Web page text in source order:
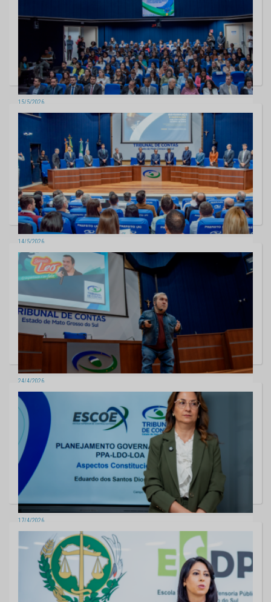
15/5/2026
1° Encontro Técnico do TCE fortalece rede de cuidado com a Primeira
11 fotos
14/5/2026
Nova plataforma apresentada no TCE-MS vai modernizar gestão de
medicamentos judicializados
5 fotos
24/4/2026
Palestra de Gigante Léo marca comemoração do dia do auditor no
TCE-MS
11 fotos
17/4/2026
TCE-MS promove capacitação sobre planejamento orçamentário para
defensores públicos
5 fotos